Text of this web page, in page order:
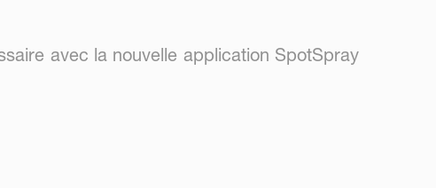
avec la nouvelle application SpotSpray